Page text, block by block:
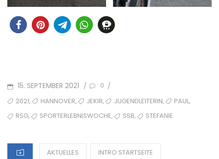
POSTED
ON
15. SEPTEMBER 2021 / 0 /
TAGS2021, HANNOVER, JEKIR, JUGENDLEITERIN, PAUL,
RSG, SPORTERLEBNISWOCHE, SSB, STEFANIE
CATEGORIES
AKTUELLES INTRO STARTSEITE